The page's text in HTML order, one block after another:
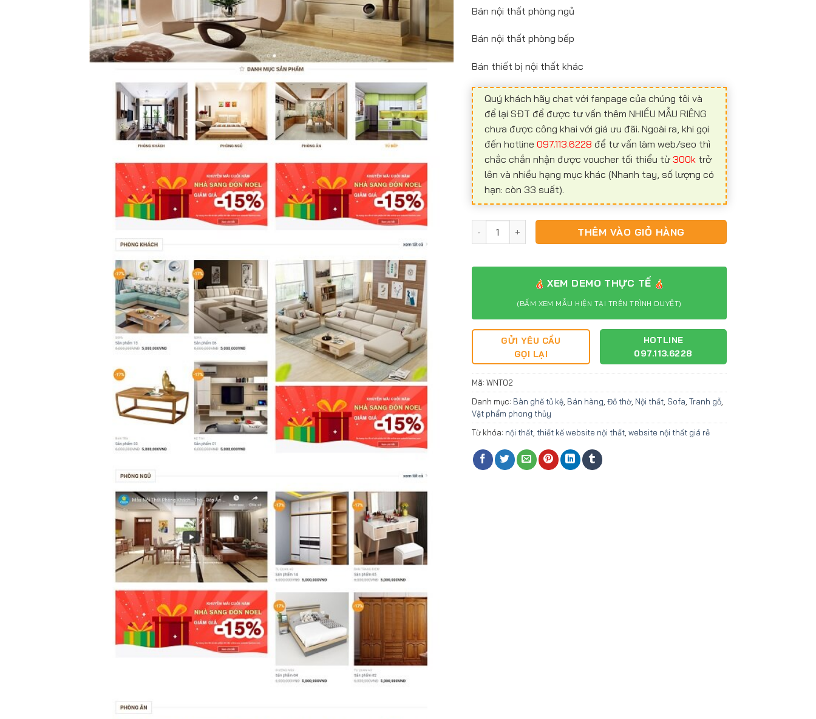
Bán nội thất phòng ngủ
Bán nội thất phòng bếp
Bán thiết bị nội thất khác
Quý khách hãy chat với fanpage của chúng tôi và
để lại SĐT để được tư vấn thêm NHIỀU MẪU RIÊNG
chưa được công khai với giá ưu đãi. Ngoài ra, khi gọi
đến hotline 097.113.6228 để tư vấn làm web/seo thì
chắc chắn nhận được voucher tối thiểu từ 300k trở
lên và nhiều hạng mục khác (Nhanh tay, số lượng có
hạn: còn 33 suất).
Website nội thất NT02 số lượng
THÊM VÀO GIỎ HÀNG
XEM DEMO THỰC TẾ
(BẤM XEM MẪU HIỆN TẠI TRÊN TRÌNH DUYỆT)
GỬI YÊU CẦU
GỌI LẠI
HOTLINE
097.113.6228
Mã: WNT02
Danh mục: Bàn ghế tủ kệ Bán hàng Đồ thờ, Nội thất Sofa Tranh gỗ
Vật phẩm phong thủy
Từ khóa: nội thất thiết kế website nội thất website nội thất giá rẻ